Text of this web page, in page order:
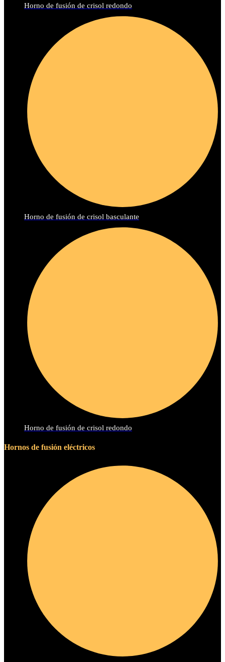
Horno de fusión de crisol redondo
Horno de fusión de crisol basculante
Horno de fusión de crisol redondo
Hornos de fusión eléctricos